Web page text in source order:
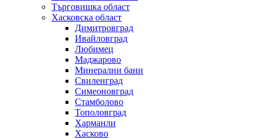
Търговишка област
Хасковска област
Димитровград
Ивайловград
Любимец
Маджарово
Минерални бани
Свиленград
Симеоновград
Стамболово
Тополовград
Харманли
Хасково